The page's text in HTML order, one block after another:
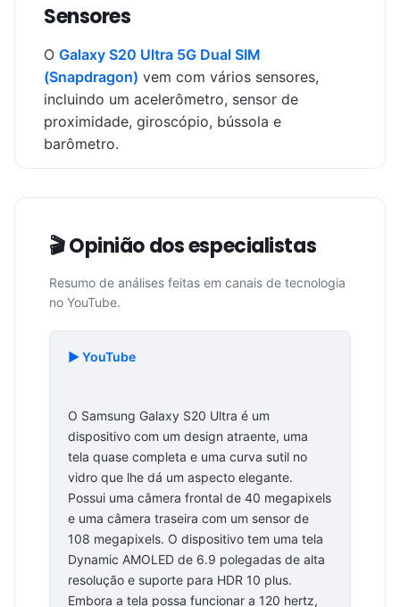
Sensores
O Galaxy S20 Ultra 5G Dual SIM
(Snapdragon) vem com vários sensores,
incluindo um acelerômetro, sensor de
proximidade, giroscópio, bússola e
barômetro.
🎬 Opinião dos especialistas
Resumo de análises feitas em canais de tecnologia
no YouTube.
▶️ YouTube
O Samsung Galaxy S20 Ultra é um
dispositivo com um design atraente, uma
tela quase completa e uma curva sutil no
vidro que lhe dá um aspecto elegante.
Possui uma câmera frontal de 40 megapixels
e uma câmera traseira com um sensor de
108 megapixels. O dispositivo tem uma tela
Dynamic AMOLED de 6.9 polegadas de alta
resolução e suporte para HDR 10 plus.
Embora a tela possa funcionar a 120 hertz,